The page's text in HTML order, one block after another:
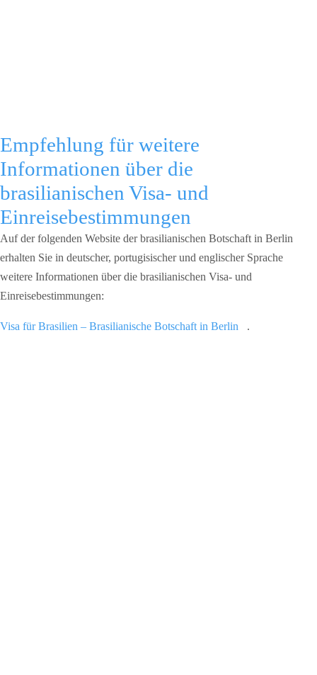
Empfehlung für weitere
Informationen über die
brasilianischen Visa- und
Einreisebestimmungen
Auf der folgenden Website der brasilianischen Botschaft in Berlin
erhalten Sie in deutscher, portugisischer und englischer Sprache
weitere Informationen über die brasilianischen Visa- und
Einreisebestimmungen:
Visa für Brasilien – Brasilianische Botschaft in Berlin .